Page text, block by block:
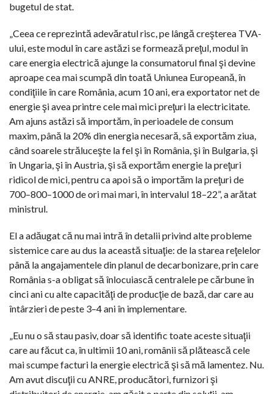
bugetul de stat.
„Ceea ce reprezintă adevăratul risc, pe lângă creşterea TVA-
ului, este modul în care astăzi se formează preţul, modul în
care energia electrică ajunge la consumatorul final şi devine
aproape cea mai scumpă din toată Uniunea Europeană, în
condiţiile în care România, acum 10 ani, era exportator net de
energie şi avea printre cele mai mici preţuri la electricitate.
Am ajuns astăzi să importăm, în perioadele de consum
maxim, până la 20% din energia necesară, să exportăm ziua,
când soarele străluceşte la fel şi în România, şi în Bulgaria, şi
în Ungaria, şi în Austria, şi să exportăm energie la preţuri
ridicol de mici, pentru ca apoi să o importăm la preţuri de
700–800–1000 de ori mai mari, în intervalul 18–22”, a arătat
ministrul.
El a adăugat că nu mai intră în detalii privind alte probleme
sistemice care au dus la această situaţie: de la starea reţelelor
până la angajamentele din planul de decarbonizare, prin care
România s-a obligat să înlocuiască centralele pe cărbune în
cinci ani cu alte capacităţi de producţie de bază, dar care au
întârzieri de peste 3–4 ani în implementare.
„Eu nu o să stau pasiv, doar să identific toate aceste situaţii
care au făcut ca, în ultimii 10 ani, românii să plătească cele
mai scumpe facturi la energie electrică şi să mă lamentez. Nu.
Am avut discuţii cu ANRE, producători, furnizori şi